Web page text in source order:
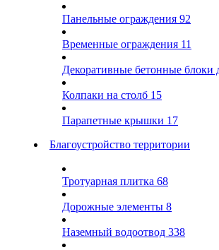
Панельные ограждения 92
Временные ограждения 11
Декоративные бетонные блоки
Колпаки на столб 15
Парапетные крышки 17
Благоустройство территории
Тротуарная плитка 68
Дорожные элементы 8
Наземный водоотвод 338